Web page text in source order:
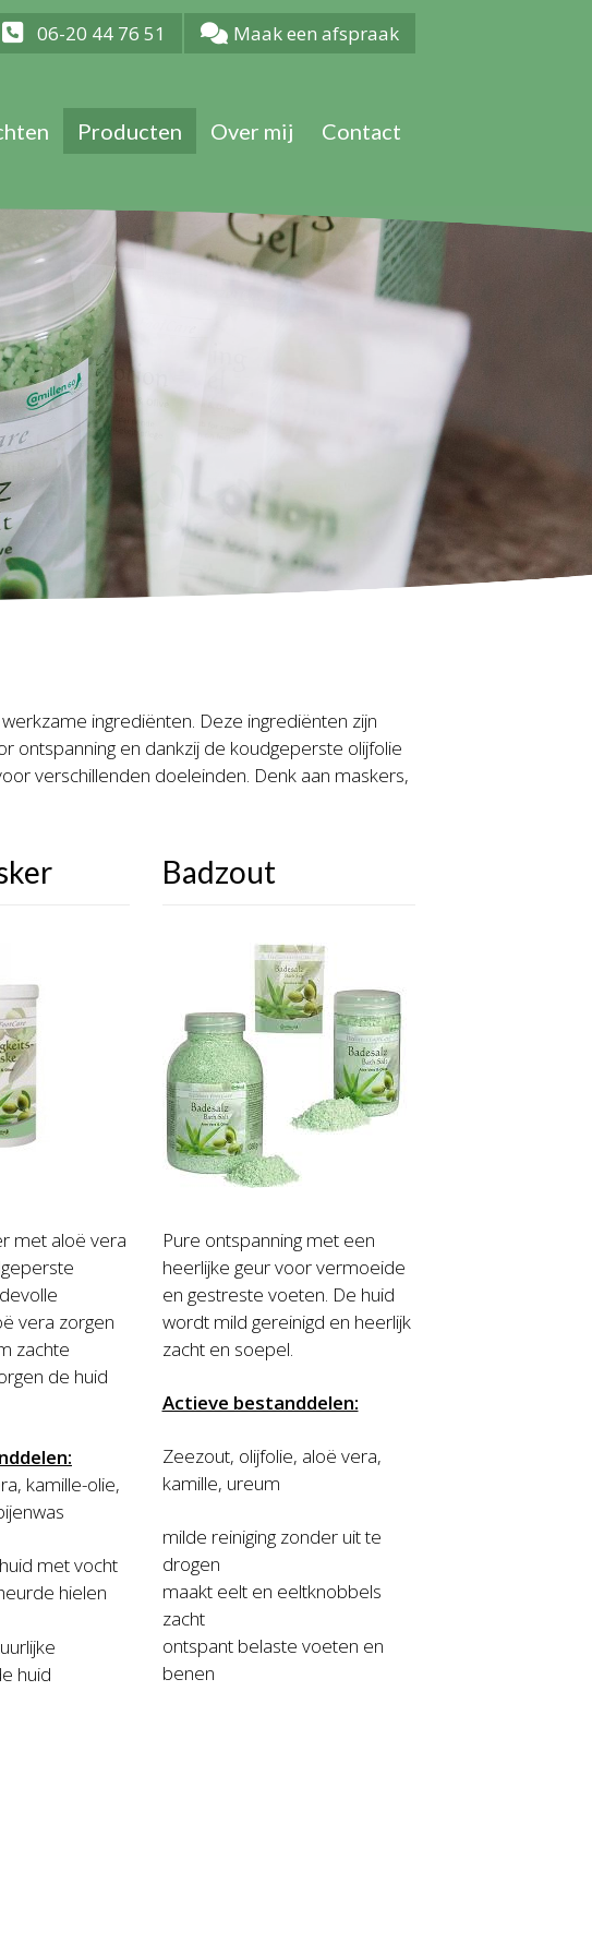
06-20 44 76 51 Maak een afspraak
Producten Over mij Contact
ingrediënten. Deze ingrediënten zijn
ontspanning en dankzij de koudgeperste olijfolie
verschillenden doeleinden. Denk aan maskers,
met aloë vera
vera zorgen
zachte
de huid
kamille-olie,
met vocht
hielen
huid
Badzout
Pure ontspanning met een
heerlijke geur voor vermoeide
en gestreste voeten. De huid
wordt mild gereinigd en heerlijk
zacht en soepel.
Actieve bestanddelen:
Zeezout, olijfolie, aloë vera,
kamille, ureum
milde reiniging zonder uit te
drogen
maakt eelt en eeltknobbels
zacht
ontspant belaste voeten en
benen